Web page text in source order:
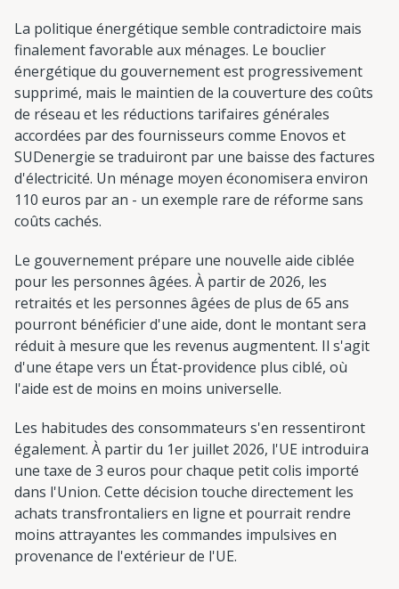
La politique énergétique semble contradictoire mais
finalement favorable aux ménages. Le bouclier
énergétique du gouvernement est progressivement
supprimé, mais le maintien de la couverture des coûts
de réseau et les réductions tarifaires générales
accordées par des fournisseurs comme Enovos et
SUDenergie se traduiront par une baisse des factures
d'électricité. Un ménage moyen économisera environ
110 euros par an - un exemple rare de réforme sans
coûts cachés.
Le gouvernement prépare une nouvelle aide ciblée
pour les personnes âgées. À partir de 2026, les
retraités et les personnes âgées de plus de 65 ans
pourront bénéficier d'une aide, dont le montant sera
réduit à mesure que les revenus augmentent. Il s'agit
d'une étape vers un État-providence plus ciblé, où
l'aide est de moins en moins universelle.
Les habitudes des consommateurs s'en ressentiront
également. À partir du 1er juillet 2026, l'UE introduira
une taxe de 3 euros pour chaque petit colis importé
dans l'Union. Cette décision touche directement les
achats transfrontaliers en ligne et pourrait rendre
moins attrayantes les commandes impulsives en
provenance de l'extérieur de l'UE.